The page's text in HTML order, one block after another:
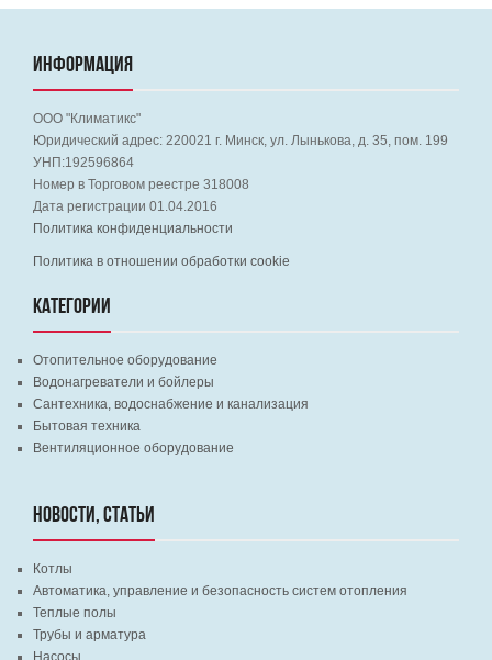
ИНФОРМАЦИЯ
ООО "Климатикс"
Юридический адрес: 220021 г. Минск, ул. Лынькова, д. 35, пом. 199
УНП:192596864
Номер в Торговом реестре 318008
Дата регистрации 01.04.2016
Политика конфиденциальности
Политика в отношении обработки cookie
КАТЕГОРИИ
Отопительное оборудование
Водонагреватели и бойлеры
Сантехника, водоснабжение и канализация
Бытовая техника
Вентиляционное оборудование
НОВОСТИ, СТАТЬИ
Котлы
Автоматика, управление и безопасность систем отопления
Теплые полы
Трубы и арматура
Насосы